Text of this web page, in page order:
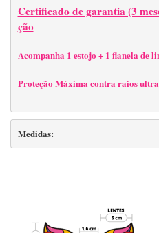
Certificado de garantia (3
ção
Acompanha 1 estojo + 1 flanela de
Proteção Máxima contra raios
Medidas: